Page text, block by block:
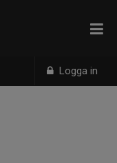
Logga in